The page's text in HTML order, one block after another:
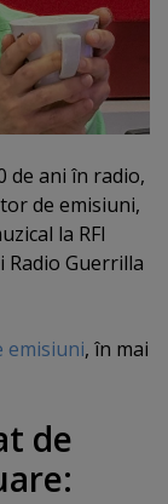
de ani în radio,
de emisiuni,
la RFI
Radio Guerrilla
emisiuni, în mai
de